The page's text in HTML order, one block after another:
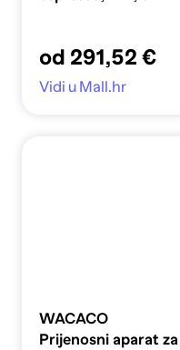
od 291,52 €
Vidi u Mall.hr
WACACO
Prijenosni aparat za